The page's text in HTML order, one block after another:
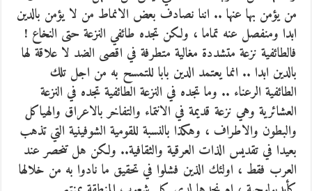
من يؤمن بها عنها .. اننا نصادف بعض الانماط من لا يؤمن بالدين
ابدا ومنفصل عنه تماما ، ولكن تجده طائفي النزعة حتى النخاع !
فالطائفية نزعة متشددة مغالية متطرفة في اقصى الضد لا علاقة لها
بالدين ابدا .. انما يعتمد الدين بابا للتمسح به من اجل تلك
الطائفية الرعناء .. وما تجده في النزعة الطائفية تجده في النزعة
العشائرية وهي نزعة قديمة في الانتماء والتفاخر بالاعراق والهياكل
والبطون والاطراف ، وهكذا بالنسبة للقومية الشوفينية التي تذهب
بعيدا في تقديس الذات العرقية والثقافية.. ولكن هل تنحصر عند
العرب فقط ، اولئك الذين فشلوا في تحقيق ما نادوا به من خلالها